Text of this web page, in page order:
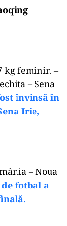
kg feminin –
– Sena
învinsă în
Irie,
– Noua
fotbal a
.